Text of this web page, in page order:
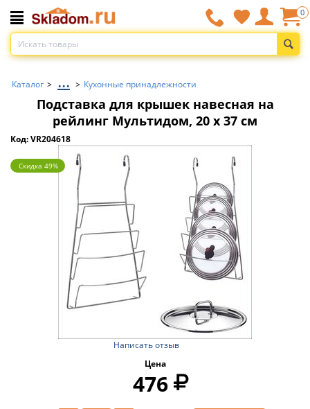
0
Каталог > ... > Кухонные принадлежности
Подставка для крышек навесная на
рейлинг Мультидом, 20 x 37 см
Код: VR204618
Скидка 49%
Написать отзыв
Цена
476